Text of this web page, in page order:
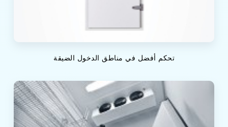
تحكم أفضل في مناطق الدخول الضيقة